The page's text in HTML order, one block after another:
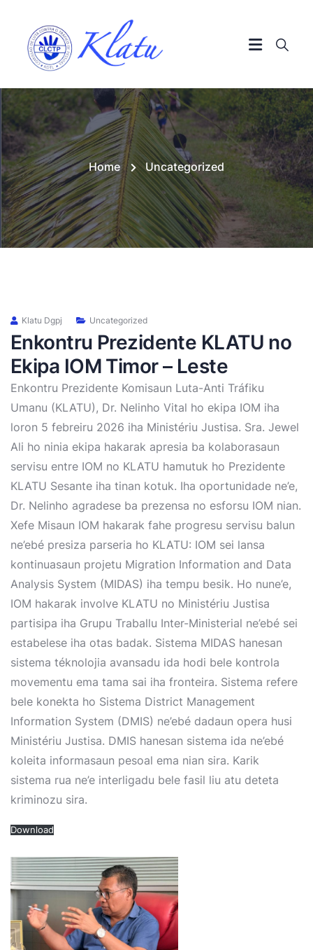
Home Uncategorized
Klatu Dgpj Uncategorized
Enkontru Prezidente KLATU no
Ekipa IOM Timor – Leste
Enkontru Prezidente Komisaun Luta-Anti Tráfiku
Umanu (KLATU), Dr. Nelinho Vital ho ekipa IOM iha
loron 5 febreiru 2026 iha Ministériu Justisa. Sra. Jewel
Ali ho ninia ekipa hakarak apresia ba kolaborasaun
servisu entre IOM no KLATU hamutuk ho Prezidente
KLATU Sesante iha tinan kotuk. Iha oportunidade ne’e,
Dr. Nelinho agradese ba prezensa no esforsu IOM nian.
Xefe Misaun IOM hakarak fahe progresu servisu balun
ne’ebé presiza parseria ho KLATU: IOM sei lansa
kontinuasaun projetu Migration Information and Data
Analysis System (MIDAS) iha tempu besik. Ho nune’e,
IOM hakarak involve KLATU no Ministériu Justisa
partisipa iha Grupu Traballu Inter-Ministerial ne’ebé sei
estabelese iha otas badak. Sistema MIDAS hanesan
sistema téknolojia avansadu ida hodi bele kontrola
movementu ema tama sai iha fronteira. Sistema refere
bele konekta ho Sistema District Management
Information System (DMIS) ne’ebé dadaun opera husi
Ministériu Justisa. DMIS hanesan sistema ida ne’ebé
koleita informasaun pesoal ema nian sira. Karik
sistema rua ne’e interligadu bele fasil liu atu deteta
kriminozu sira.
Download